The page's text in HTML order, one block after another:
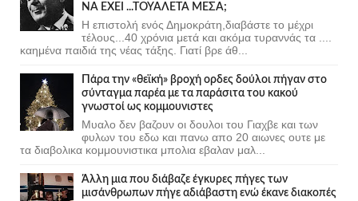
ΝΑ ΕΧΕΙ ...ΤΟΥΑΛΕΤΑ ΜΕΣΑ;
Η επιστολή ενός Δημοκράτη,διαβάστε το μέχρι
τέλους...40 χρόνια μετά και ακόμα τυραννάς τα ....
καημένα παιδιά της νέας τάξης. Γιατί βρε άθ...
Πάρα την «θεϊκή» βροχή ορδες δούλοι πήγαν στο
σύνταγμα παρέα με τα παράσιτα του κακού
γνωστοί ως κομμουνιστες
Μυαλο δεν βαζουν οι δουλοι του Γιαχβε και των
φυλων του εδω και πανω απο 20 αιωνες ουτε με
τα διαβολικα κομμουνιστικα μπολια εβαλαν μαλ...
Άλλη μια που διάβαζε έγκυρες πήγες των
μισάνθρωπων πήγε αδιάβαστη ενώ έκανε διακοπές